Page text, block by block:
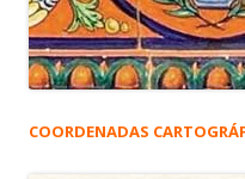
COORDENADAS